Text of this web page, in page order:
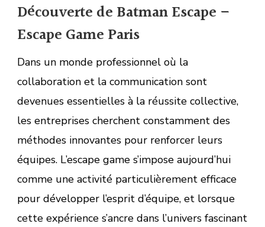
Découverte de Batman Escape –
Escape Game Paris
Dans un monde professionnel où la
collaboration et la communication sont
devenues essentielles à la réussite collective,
les entreprises cherchent constamment des
méthodes innovantes pour renforcer leurs
équipes. L’escape game s’impose aujourd’hui
comme une activité particulièrement efficace
pour développer l’esprit d’équipe, et lorsque
cette expérience s’ancre dans l’univers fascinant